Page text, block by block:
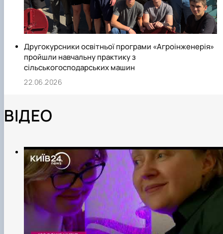
Другокурсники освітньої програми «Агроінженерія»
пройшли навчальну практику з
сільськогосподарських машин
22.06.2026
ВІДЕО